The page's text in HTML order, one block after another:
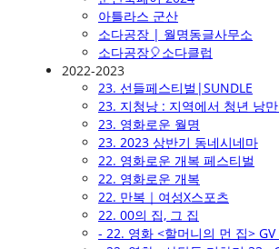
아틀라스 군산
소다공장 | 월명동글사무소
소다공장🎈소다클럽
2022-2023
23. 선들페스티벌|SUNDLE
23. 지청낭 : 지역에서 청년 낭
23. 영화로운 월명
23. 2023 상반기 동네시네마
22. 영화로운 개복 페스티벌
22. 영화로운 개복
22. 만복｜여성X스포츠
22. 00의 집, 그 집
- 22. 영화 <할머니의 먼 집>